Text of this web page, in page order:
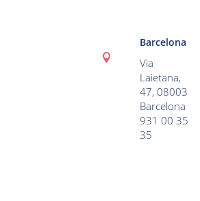

Barcelona
Via
Laietana,
47, 08003
Barcelona
931 00 35
35